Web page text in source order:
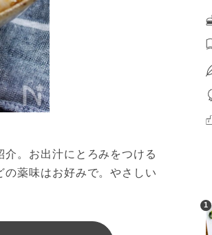
。お出汁にとろみをつける
薬味はお好みで。やさしい
1